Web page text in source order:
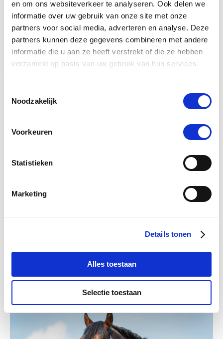
en om ons websiteverkeer te analyseren. Ook delen we
informatie over uw gebruik van onze site met onze
partners voor social media, adverteren en analyse. Deze
partners kunnen deze gegevens combineren met andere
informatie die u aan ze heeft verstrekt of die ze hebben
verzameld op basis van uw gebruik van hun services.
Noodzakelijk
Voorkeuren
Statistieken
Marketing
Details tonen
Alles toestaan
Selectie toestaan
De basisbehoeften van paarden
Spieren en gewrichten
Recente berichten